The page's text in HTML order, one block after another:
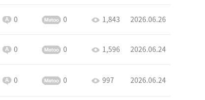
0 0 1,843 2026.06.26
0 0 1,596 2026.06.24
0 0 997 2026.06.24